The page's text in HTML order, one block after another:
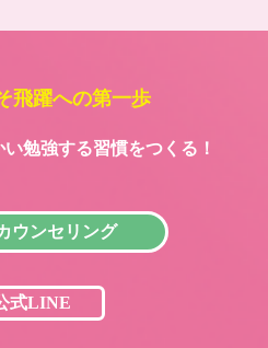
飛躍への第一歩
い勉強する習慣をつくる！
ウンセリング
式LINE